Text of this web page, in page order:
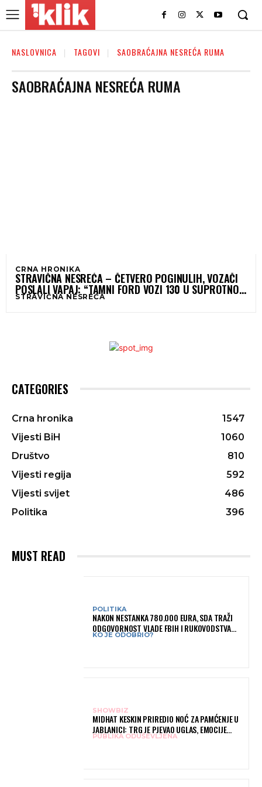
NASLOVNICA TAGOVI SAOBRAĆAJNA NESREĆA RUMA
SAOBRAĆAJNA NESREĆA RUMA
CRNA HRONIKA
STRAVIČNA NESREĆA – ČETVERO POGINULIH, VOZAČI
POSLALI VAPAJ: “TAMNI FORD VOZI 130 U SUPROTNOM
SMJERU!”
STRAVIČNA NESREĆA
CATEGORIES
Crna hronika
1547
Vijesti BiH
1060
Društvo
810
Vijesti regija
592
Vijesti svijet
486
Politika
396
MUST READ
POLITIKA
NAKON NESTANKA 780.000 EURA, SDA TRAŽI
ODGOVORNOST VLADE FBIH I RUKOVODSTVA
IGMANA
KO JE ODOBRIO?
SHOWBIZ
MIDHAT KESKIN PRIREDIO NOĆ ZA PAMĆENJE U
JABLANICI: TRG JE PJEVAO UGLAS, EMOCIJE
PREPLAVILE RODNI GRAD
PUBLIKA ODUŠEVLJENA